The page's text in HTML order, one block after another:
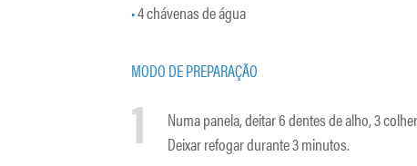
4 chávenas de água
MODO DE PREPARAÇÃO
1
Numa panela, deitar 6 dentes de alho, 3
Deixar refogar durante 3 minutos.